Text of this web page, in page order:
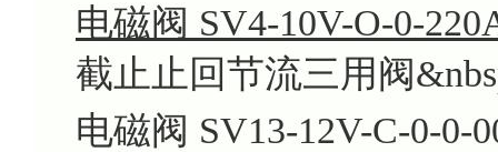
电磁阀 SV4-10V-O-0-
截止止回节流三用阀
电磁阀 SV13-12V-C-0-0-